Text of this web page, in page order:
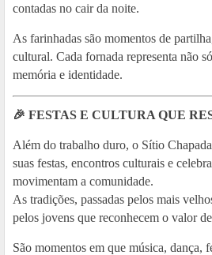
contadas no cair da noite.
As farinhadas são momentos de
cultural. Cada fornada representa não
memória e identidade.
🎉 FESTAS E CULTURA QUE
Além do trabalho duro, o Sítio
suas festas, encontros culturais e
movimentam a comunidade.
As tradições, passadas pelos mais
pelos jovens que reconhecem o valor
São momentos em que música, dança,